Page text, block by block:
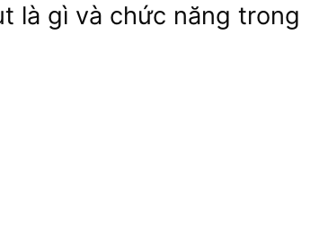
là gì và chức năng trong